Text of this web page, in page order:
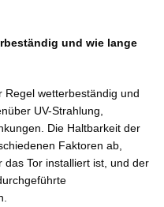
und wie lange
Regel wetterbeständig und
UV-Strahlung,
Die Haltbarkeit der
Faktoren ab,
Tor installiert ist, und der